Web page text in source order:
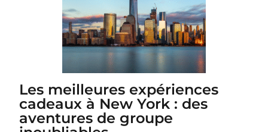
Les meilleures expériences
cadeaux à New York : des
aventures de groupe